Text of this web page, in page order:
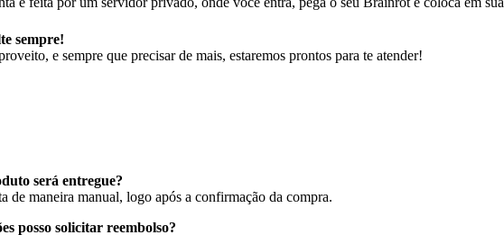
sempre!
e sempre que precisar de mais, estaremos prontos para te atender!
será entregue?
de maneira manual, logo após a confirmação da compra.
posso solicitar reembolso?